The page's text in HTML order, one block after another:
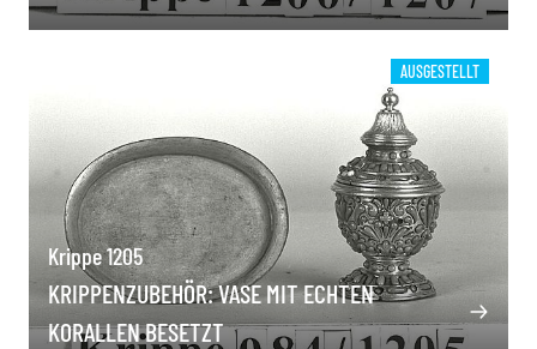
AUSGESTELLT
Krippe 1205
KRIPPENZUBEHÖR: VASE MIT ECHTEN
KORALLEN BESETZT